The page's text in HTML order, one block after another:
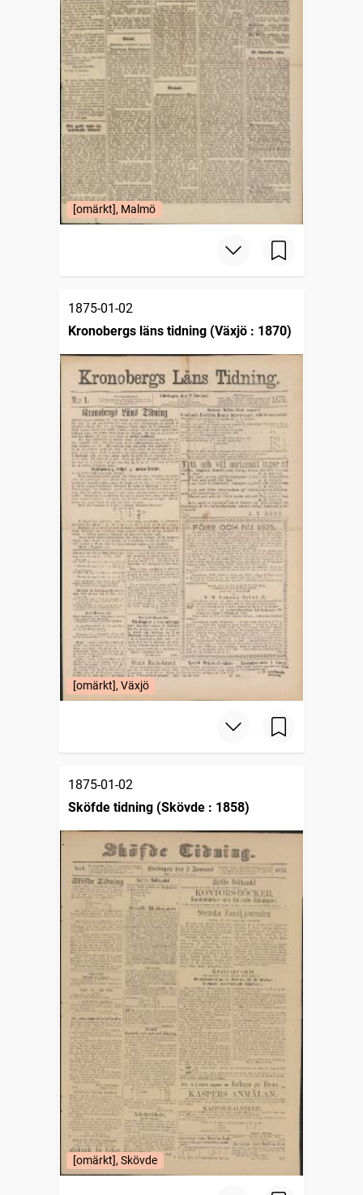
[omärkt], Malmö
1875-01-02
Kronobergs läns tidning (Växjö : 1870)
[omärkt], Växjö
1875-01-02
Sköfde tidning (Skövde : 1858)
[omärkt], Skövde